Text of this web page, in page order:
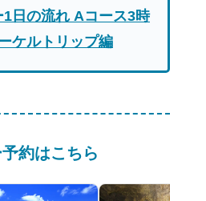
日の流れ Aコース3時
ケルトリップ編
約はこちら